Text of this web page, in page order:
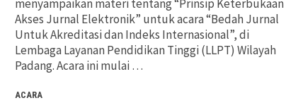
menyampaikan materi tentang “Prinsip Keterbukaan
Akses Jurnal Elektronik” untuk acara “Bedah Jurnal
Untuk Akreditasi dan Indeks Internasional”, di
Lembaga Layanan Pendidikan Tinggi (LLPT) Wilayah
Padang. Acara ini mulai …
ACARA